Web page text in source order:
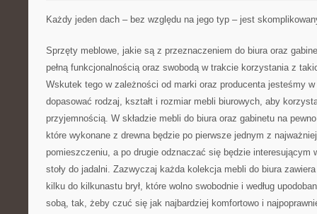
Każdy jeden dach – bez względu na jego typ – jest
Sprzęty meblowe, jakie są z przeznaczeniem do biura oraz
pełną funkcjonalnością oraz swobodą w trakcie korzystania z
Wskutek tego w zależności od marki oraz producenta jesteśmy
dopasować rodzaj, kształt i rozmiar mebli biurowych, aby
przyjemnością. W składzie mebli do biura oraz gabinetu na
które wykonane z drewna będzie po pierwsze jednym z
pomieszczeniu, a po drugie odznaczać się będzie interesującym
stoły do jadalni. Zazwyczaj każda kolekcja mebli do biura
kilku do kilkunastu brył, które wolno swobodnie i według
sobą, tak, żeby czuć się jak najbardziej komfortowo i